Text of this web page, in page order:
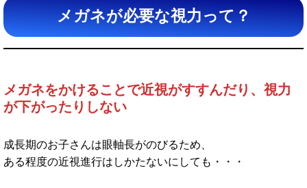
メガネが必要な視力って？
メガネをかけることで近視がすすんだり、視力
が下がったりしない
成長期のお子さんは眼軸長がのびるため、
ある程度の近視進行はしかたないにしても・・・